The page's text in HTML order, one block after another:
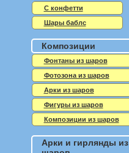
С конфетти
Шары баблс
Композиции
Фонтаны из шаров
Фотозона из шаров
Арки из шаров
Фигуры из шаров
Композиции из шаров
Арки и гирлянды из